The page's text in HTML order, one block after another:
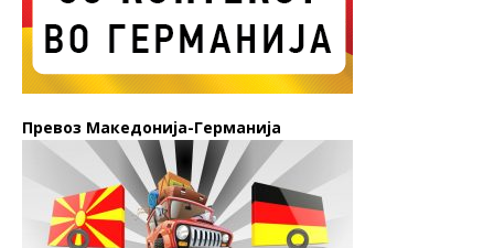
Превоз Македонија-Германија